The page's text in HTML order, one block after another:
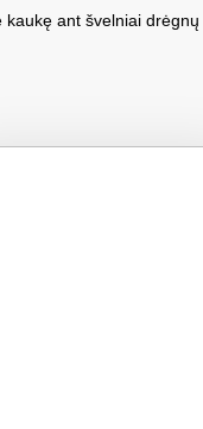
ant švelniai